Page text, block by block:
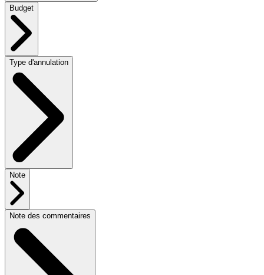
Budget
Type d'annulation
Note
Note des commentaires